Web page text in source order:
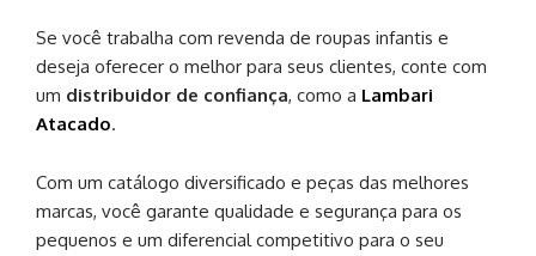
Se você trabalha com revenda de roupas infantis e
deseja oferecer o melhor para seus clientes, conte com
um distribuidor de confiança, como a Lambari
Atacado.
Com um catálogo diversificado e peças das melhores
marcas, você garante qualidade e segurança para os
pequenos e um diferencial competitivo para o seu